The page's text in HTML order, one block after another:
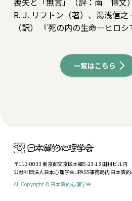
R. J. リフトン（著）、湯浅信
（訳） 『死の内の生命―ヒロシ
一覧はこちら
〒113-0033 東京都文京区本郷5-23-13 田村ビル内
公益社団法人日本心理学会 JPASS事務局内 日本質
All Copyright © 日本質的心理学会